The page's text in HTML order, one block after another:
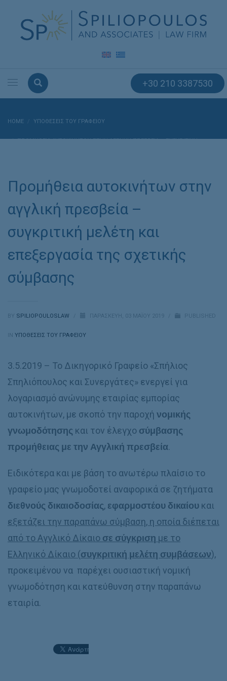
+30 210 3387530
HOME ΥΠΟΘΈΣΕΙΣ ΤΟΥ ΓΡΑΦΕΊΟΥ
ΠΡΟΜΉΘΕΙΑ ΑΥΤΟΚΙΝΉΤΩΝ ΣΤΗΝ ΑΓΓΛΙΚΉ ΠΡΕΣΒΕΊΑ – ΣΥΓΚΡΙΤΙΚΉ
Προμήθεια αυτοκινήτων στην
αγγλική πρεσβεία –
συγκριτική μελέτη και
επεξεργασία της σχετικής
σύμβασης
BY SPILIOPOULOSLAW ΠΑΡΑΣΚΕΥΉ, 03 ΜΑΪ́ΟΥ 2019 PUBLISHED
IN ΥΠΟΘΈΣΕΙΣ ΤΟΥ ΓΡΑΦΕΊΟΥ
3.5.2019 – Το Δικηγορικό Γραφείο «Σπήλιος
Σπηλιόπουλος και Συνεργάτες» ενεργεί για
λογαριασμό ανώνυμης εταιρίας εμπορίας
αυτοκινήτων, με σκοπό την παροχή νομικής
γνωμοδότησης και τον έλεγχο σύμβασης
προμήθειας με την Αγγλική πρεσβεία.
Ειδικότερα και με βάση το ανωτέρω πλαίσιο το
γραφείο μας γνωμοδοτεί αναφορικά σε ζητήματα
διεθνούς δικαιοδοσίας, εφαρμοστέου δικαίου και
εξετάζει την παραπάνω σύμβαση, η οποία διέπεται
από το Αγγλικό Δίκαιο σε σύγκριση με το
Ελληνικό Δίκαιο (συγκριτική μελέτη συμβάσεων),
προκειμένου να παρέχει ουσιαστική νομική
γνωμοδότηση και κατεύθυνση στην παραπάνω
εταιρία.